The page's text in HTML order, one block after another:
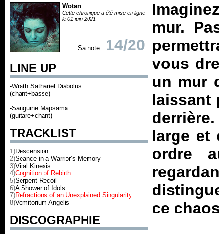
Wotan
Cette chronique a été mise en ligne
le 01 juin 2021
Sa note : 14/20
LINE UP
-Wrath Sathariel Diabolus
(chant+basse)
-Sanguine Mapsama
(guitare+chant)
TRACKLIST
1)Descension
2)Seance in a Warrior’s Memory
3)Viral Kinesis
4)Cognition of Rebirth
5)Serpent Recoil
6)A Shower of Idols
7)Refractions of an Unexplained Singularity
8)Vomitorium Angelis
DISCOGRAPHIE
mur.
vous
un mur
laissant
large et
ordre
ce